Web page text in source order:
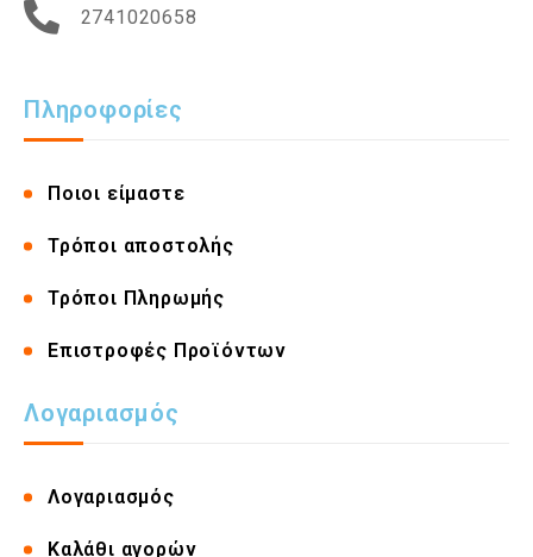
2741020658
Πληροφορίες
Ποιοι είμαστε
Τρόποι αποστολής
Τρόποι Πληρωμής
Επιστροφές Προϊόντων
Λογαριασμός
Λογαριασμός
Καλάθι αγορών